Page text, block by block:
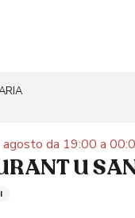
da 19:00 a
U